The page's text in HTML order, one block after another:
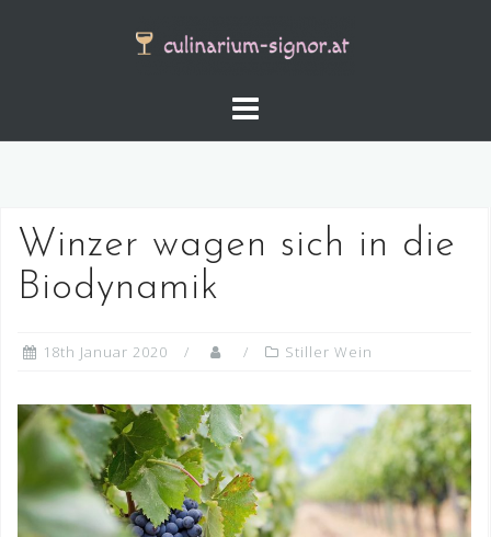
Winzer wagen sich in die
Biodynamik
18th Januar 2020 Stiller Wein